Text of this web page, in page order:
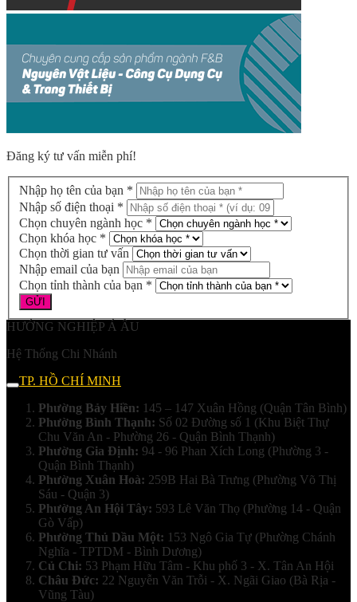
Đăng ký tư vấn miễn phí!
Nhập họ tên của bạn *
Nhập số điện thoại *
Chọn chuyên ngành học *
Chọn khóa học *
Chọn thời gian tư vấn
Nhập email của bạn
Chọn tỉnh thành của bạn *
HƯỚNG NGHIỆP Á ÂU
Hệ Thống Chi Nhánh
TP. HỒ CHÍ MINH
Phường Bảy Hiền: 145 – 147 Xuân Hồng (Quận Tân Bình)
Phường Bình Thạnh: Số 02 Đường số 1 (Khu Biệt Thự
Chu Văn An - Phường 26 - Quận Bình Thạnh)
Phường Gia Định: 94 - 96 Phan Xích Long (Phường 3 -
Quận Bình Thạnh)
Phường Xuân Hoà: 259B Hai Bà Trưng (Phường Võ Thị
Sáu - Quận 3)
Phường An Hội Tây: 593 Lê Văn Thọ (Phường 14 - Quận
Gò Vấp)
Phường Thủ Dầu Một: 153 Ngô Gia Tự (Phường Chánh
Nghĩa - TPTDM - Bình Dương)
Củ Chi: 53 Phạm Hữu Tâm - Khu phố 3 - X. Tân An Hội
Châu Đức: 22 Nguyễn Văn Trỗi - X. Ngãi Giao (Bà Rịa -
Vũng Tàu)